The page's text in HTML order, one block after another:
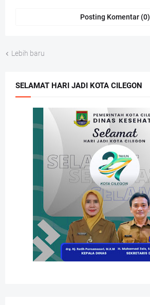
Posting Komentar (0)
Lebih baru
SELAMAT HARI JADI KOTA CILEGON